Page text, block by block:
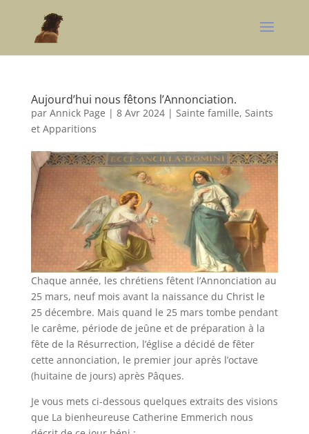
Aujourd’hui nous fêtons l’Annonciation.
par Annick Page | 8 Avr 2024| Sainte famille, Saints
et Apparitions
Chaque année, les chrétiens fêtent l’Annonciation au
25 mars, neuf mois avant la naissance du Christ le
25 décembre. Mais quand le 25 mars tombe pendant
le carême, période de jeûne et de préparation à la
fête de la Résurrection, l’église a décidé de fêter
cette annonciation, le premier jour après l’octave
(huitaine de jours) après Pâques.
Je vous mets ci-dessous quelques extraits des visions
que La bienheureuse Catherine Emmerich nous